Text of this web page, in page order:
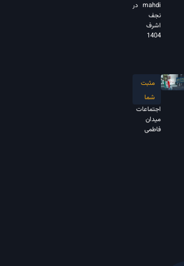
mahdi در
نجف
اشرف
1404
مثبت
شما
اجتماعات
میدان
فاطمی